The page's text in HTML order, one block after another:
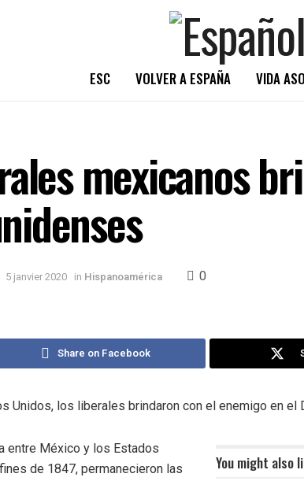
ESC VOLVER A ESPAÑA VIDA
mexicanos
5 janvier 2020 in Hispanoamérica 0
Share on Facebook
Unidos, los liberales brindaron con el enemigo en
You might also
entre México y los Estados
de 1847, permanecieron las